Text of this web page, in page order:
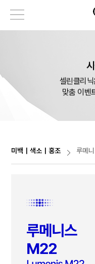
셀린클리
맞춤 이벤
미백｜색소｜홍조 루메